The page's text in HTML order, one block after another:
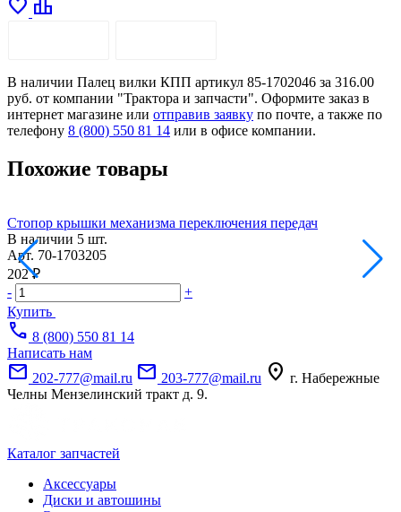
favorite leaderboard
В наличии Палец вилки КПП артикул 85-1702046 за 316.00
руб. от компании "Трактора и запчасти". Оформите заказ в
интернет магазине или отправив заявку по почте, а также по
телефону 8 (800) 550 81 14 или в офисе компании.
Похожие товары
Стопор крышки механизма переключения передач
В наличии 5 шт.
Арт. 70-1703205
202 ₽
-
+
Купить
call 8 (800) 550 81 14
Написать нам
mail 202-777@mail.ru mail 203-777@mail.ru location_on г. Набережные
Челны Мензелинский тракт д. 9.
Каталог запчастей
Аксессуары
Диски и автошины